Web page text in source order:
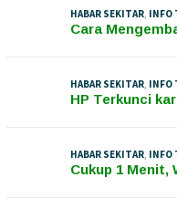
HABAR SEKITAR INFO
Cara
HABAR SEKITAR INFO
HP Terkunci
HABAR SEKITAR INFO
Cukup 1